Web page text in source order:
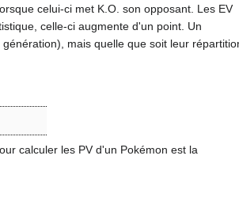
celui-ci met K.O. son opposant. Les EV
celle-ci augmente d'un point. Un
mais quelle que soit leur
calculer les PV d'un Pokémon est la